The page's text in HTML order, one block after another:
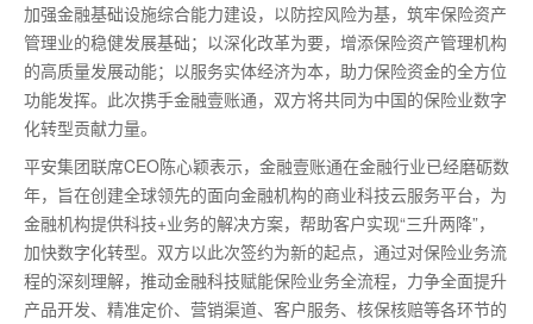
加强金融基础设施综合能力建设，以防控风险为基，筑牢保险资产
管理业的稳健发展基础；以深化改革为要，增添保险资产管理机构
的高质量发展动能；以服务实体经济为本，助力保险资金的全方位
功能发挥。此次携手金融壹账通，双方将共同为中国的保险业数字
化转型贡献力量。
平安集团联席CEO陈心颖表示，金融壹账通在金融行业已经磨砺数
年，旨在创建全球领先的面向金融机构的商业科技云服务平台，为
金融机构提供科技+业务的解决方案，帮助客户实现“三升两降”，
加快数字化转型。双方以此次签约为新的起点，通过对保险业务流
程的深刻理解，推动金融科技赋能保险业务全流程，力争全面提升
产品开发、精准定价、营销渠道、客户服务、核保核赔等各环节的